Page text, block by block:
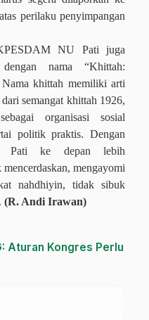
perilaku penyimpangan
NU Pati juga
nama “Khittah:
khittah memiliki arti
semangat khittah 1926,
organisasi sosial
politik praktis. Dengan
Pati ke depan lebih
mengayomi
nahdhiyin, tidak sibuk
(R. Andi Irawan)
Aturan Kongres Perlu